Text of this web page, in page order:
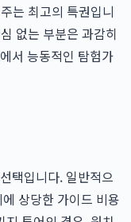
는 최고의 특권입니
없는 부분은 과감히
서 능동적인 탐험가
택입니다. 일반적으
상당한 가이드 비용